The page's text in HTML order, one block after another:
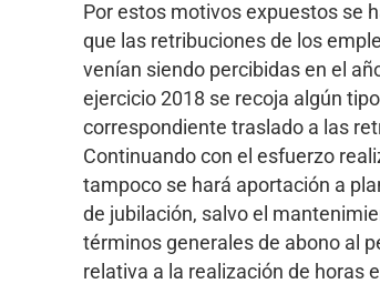
Por estos motivos expuestos se
que las retribuciones de los
venían siendo percibidas en el
ejercicio 2018 se recoja algún
correspondiente traslado a las
Continuando con el esfuerzo
tampoco se hará aportación a
de jubilación, salvo el
términos generales de abono al
relativa a la realización de horas